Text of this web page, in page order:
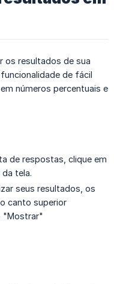
os resultados de sua
de fácil
números percentuais e
de respostas, clique em
da tela.
seus resultados, os
canto superior
"Mostrar"